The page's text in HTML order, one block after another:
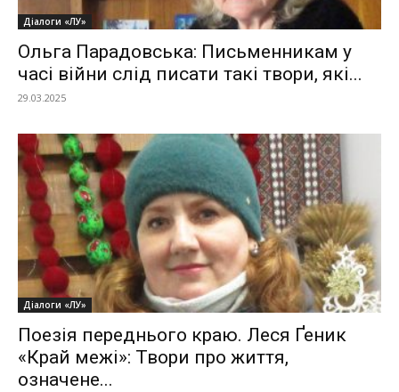
Діалоги «ЛУ»
Ольга Парадовська: Письменникам у
часі війни слід писати такі твори, які...
29.03.2025
Діалоги «ЛУ»
Поезія переднього краю. Леся Ґеник
«Край межі»: Твори про життя,
означене...